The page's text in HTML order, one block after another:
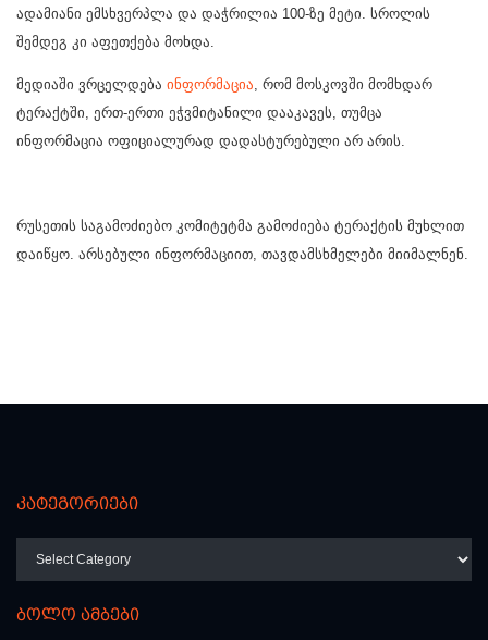
ადამიანი ემსხვერპლა და დაჭრილია 100-ზე მეტი. სროლის
შემდეგ კი აფეთქება მოხდა.
მედიაში ვრცელდება ინფორმაცია , რომ მოსკოვში მომხდარ
ტერაქტში, ერთ-ერთი ეჭვმიტანილი დააკავეს, თუმცა
ინფორმაცია ოფიციალურად დადასტურებული არ არის.
რუსეთის საგამოძიებო კომიტეტმა გამოძიება ტერაქტის მუხლით
დაიწყო. არსებული ინფორმაციით, თავდამსხმელები მიიმალნენ.
კატეგორიები
ბოლო ამბები